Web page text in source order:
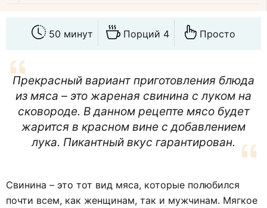
50 минут Порций 4 Просто
Прекрасный вариант приготовления блюда
из мяса – это жареная свинина с луком на
сковороде. В данном рецепте мясо будет
жарится в красном вине с добавлением
лука. Пикантный вкус гарантирован.
Свинина – это тот вид мяса, которые полюбился
почти всем, как женщинам, так и мужчинам. Мягкое